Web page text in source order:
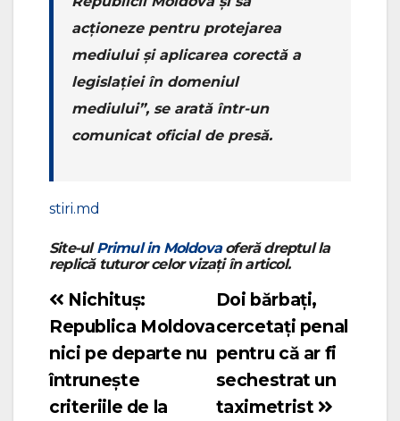
acționeze pentru protejarea
mediului și aplicarea corectă a
legislației în domeniul
mediului”, se arată într-un
comunicat oficial de presă.
stiri.md
Site-ulPrimul in Moldovaoferă dreptul la
replică tuturor celor vizați în articol.
Navigare
în
articole
Doi bărbați,
cercetați penal
pentru că ar fi
sechestrat un
taximetrist
Nichituș:
Republica Moldova
nici pe departe nu
întrunește
criteriile de la